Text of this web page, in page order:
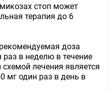
стоп может
терапия до 6
доза
раз в неделю в течение
лечения является
мг один раз в день в